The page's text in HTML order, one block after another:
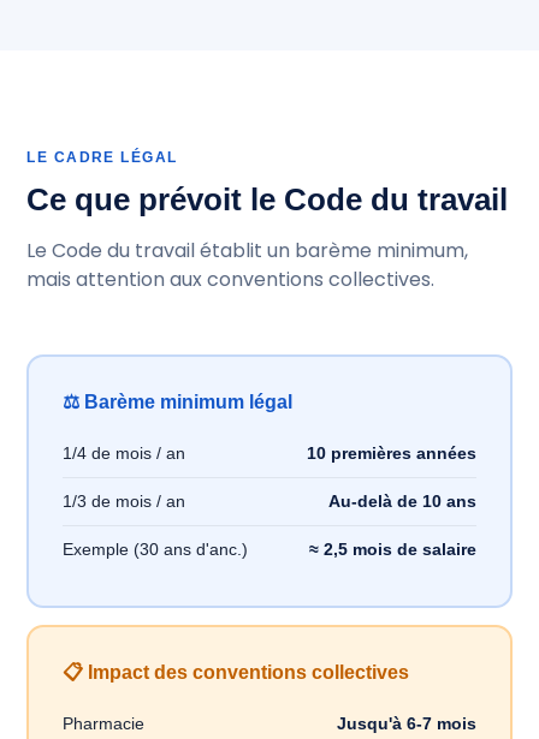
LE CADRE LÉGAL
Ce que prévoit le Code du travail
Le Code du travail établit un barème minimum,
mais attention aux conventions collectives.
⚖️ Barème minimum légal
1/4 de mois / an 10 premières années
1/3 de mois / an Au-delà de 10 ans
Exemple (30 ans d'anc.) ≈ 2,5 mois de salaire
📋 Impact des conventions collectives
Pharmacie Jusqu'à 6-7 mois